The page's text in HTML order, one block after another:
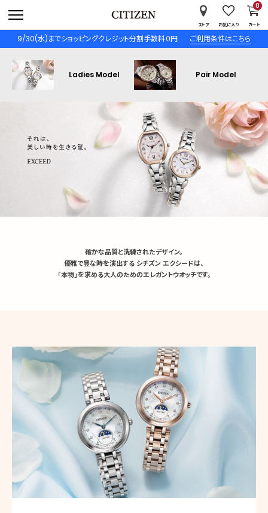
9/30(水)までショッピングクレジット分割手数料０円 ご利用条件はこちら
ストア お気に入り カート
0
Ladies Model Pair Model
確かな品質と洗練されたデザイン。
優雅で豊な時を演出する シチズン エクシードは、
「本物」を求める大人のためのエレガントウオッチです。